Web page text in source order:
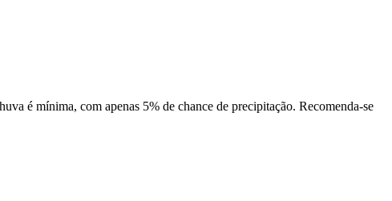
é mínima, com apenas 5% de chance de precipitação. Recomenda-se